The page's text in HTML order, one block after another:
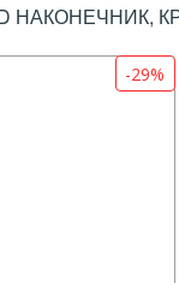
НАКОНЕЧНИК,
-29%